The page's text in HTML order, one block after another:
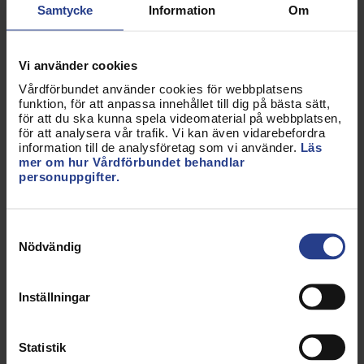
Samtycke Information Om
Vi använder cookies
Vårdförbundet använder cookies för webbplatsens
funktion, för att anpassa innehållet till dig på bästa sätt,
för att du ska kunna spela videomaterial på webbplatsen,
för att analysera vår trafik. Vi kan även vidarebefordra
information till de analysföretag som vi använder. Läs
mer om hur Vårdförbundet behandlar
personuppgifter.
Nödvändig
Inställningar
Statistik
Sjuksköterskor bör kunna bedöma lämpligheten för
maskinell dosdispensering
bedömningen om dos av förskrivarande läkare vid
förskrivningstillfället med stöd av riktlinjer och
kriterier som fastställs av landstingen.
Vårdförbundet anser att förutom läkare ska även
sjuksköterskor kunna göra bedömningar om dos.
ansvar för att patienten får rätt läkemedel, på rätt
sätt och vid rätt tid. Vår ståndpunkt gäller oavsett
anställning.
läkemedel, ett annat är att använda dosett. Det är i